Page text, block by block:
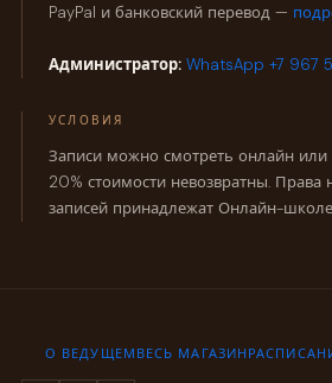
PayPal и банковский перевод —
Администратор: WhatsApp +7 967
УСЛОВИЯ
Записи можно смотреть онлайн или
20% стоимости невозвратны. Права
записей принадлежат Онлайн-
О ВЕДУЩЕМ ВЕСЬ МАГАЗИН